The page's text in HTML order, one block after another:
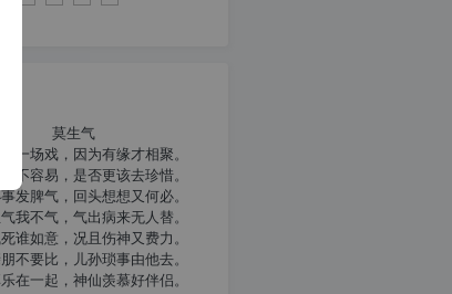
莫生气
一场戏，因为有缘才相聚。
老不容易，是否更该去珍惜。
发脾气，回头想想又何必。
我不气，气出病来无人替。
谁如意，况且伤神又费力。
不要比，儿孙琐事由他去。
在一起，神仙羡慕好伴侣。